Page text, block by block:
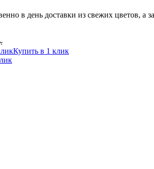
в день доставки из свежих цветов, а
Купить в 1 клик